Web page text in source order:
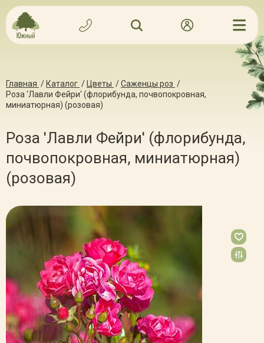
Главная / Каталог / Цветы /Саженцы роз /
Роза 'Лавли Фейри' (флорибунда, почвопокровная,
миниатюрная) (розовая)
Роза 'Лавли Фейри' (флорибунда,
почвопокровная, миниатюрная)
(розовая)